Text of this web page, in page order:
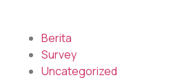
Berita
Survey
Uncategorized